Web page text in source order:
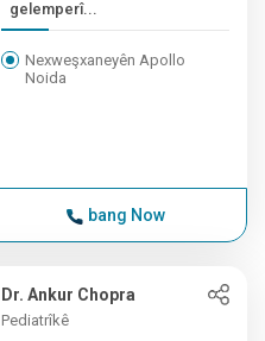
gelemperî...
Nexweşxaneyên Apollo
Noida
bang Now
Dr. Ankur Chopra
Pediatrîkê